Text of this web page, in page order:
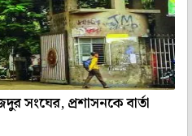
সংঘের, প্রশাসনকে বার্তা